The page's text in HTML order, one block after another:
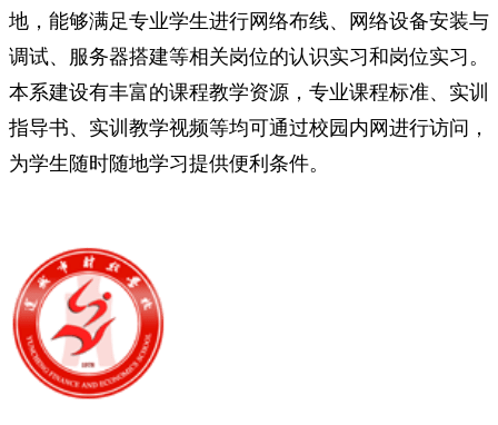
地，能够满足专业学生进行网络布线、网络设备安装与
调试、服务器搭建等相关岗位的认识实习和岗位实习。
本系建设有丰富的课程教学资源，专业课程标准、实训
指导书、实训教学视频等均可通过校园内网进行访问，
为学生随时随地学习提供便利条件。